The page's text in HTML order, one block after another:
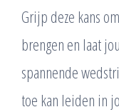
Grijp deze kans
brengen en laat
spannende
toe kan leiden in